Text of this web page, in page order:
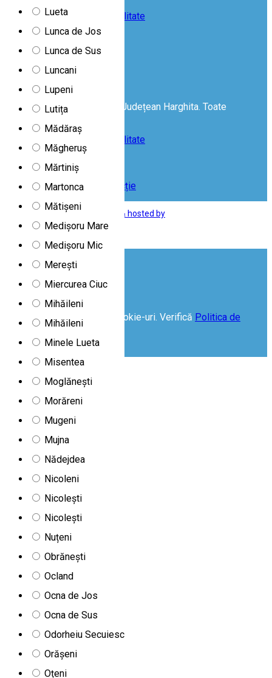
Lueta
Lunca de Jos
Lunca de Sus
Luncani
Lupeni
Lutița
Mădăraș
Măgheruș
Mărtiniș
Martonca
Mătișeni
Medișoru Mare
Medișoru Mic
Merești
Miercurea Ciuc
Mihăileni
Mihăileni
Minele Lueta
Misentea
Moglănești
Morăreni
Mugeni
Mujna
Nădejdea
Nicoleni
Nicolești
Nicolești
Nuțeni
Obrănești
Ocland
Ocna de Jos
Ocna de Sus
Odorheiu Secuiesc
Orășeni
Oțeni
Politica de confidențialitate
Kit de presă
© Copyright 2026 Consiliul Județean Harghita. Toate
drepturile rezervate
Declarație de accesibilitate
Social Guide
Chestionar de satisfacție
❤️ Designed, built, maintained & hosted by
Acceptă Cookies
Acest website folosește cookie-uri. Verifică Politica de
cookie-uri